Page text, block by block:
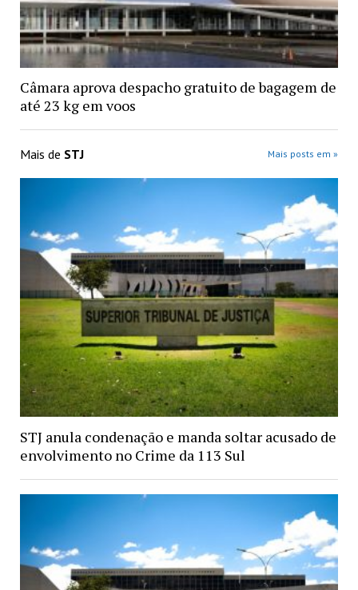
Câmara aprova despacho gratuito de bagagem de
até 23 kg em voos
Mais de STJ Mais posts em »
STJ anula condenação e manda soltar acusado de
envolvimento no Crime da 113 Sul